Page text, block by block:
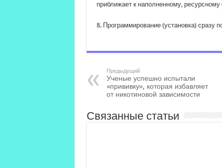
приближает к наполненному, ресурсному
8. Программирование (установка) сразу
Предыдущий
Ученые успешно испытали
«прививку», которая избавляет
от никотиновой зависимости
Связанные статьи